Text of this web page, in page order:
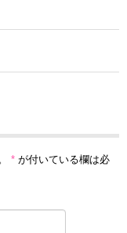
* が付いている欄は必